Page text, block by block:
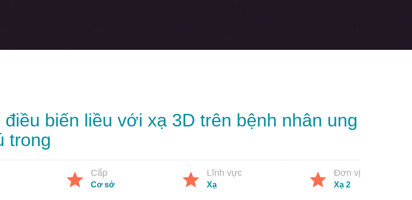
biến liều với xạ 3D trên bệnh nhân ung
trong
Cấp
Cơ sở
Lĩnh vực
Xạ
Đơn vị
Xạ 2